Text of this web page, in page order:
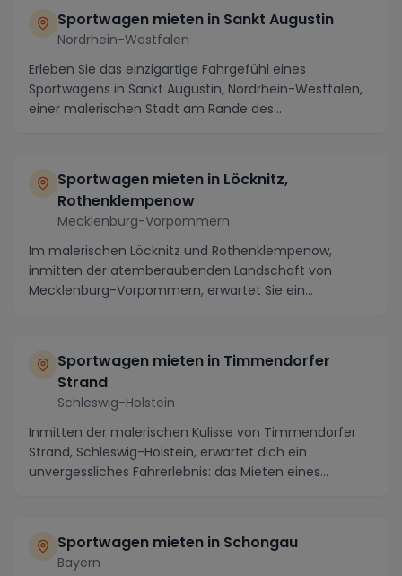
Sportwagen mieten in Sankt Augustin
Nordrhein-Westfalen
Erleben Sie das einzigartige Fahrgefühl eines
Sportwagens in Sankt Augustin, Nordrhein-Westfalen,
einer malerischen Stadt am Rande des
Sportwagen mieten in Löcknitz,
Rothenklempenow
Mecklenburg-Vorpommern
Im malerischen Löcknitz und Rothenklempenow,
inmitten der atemberaubenden Landschaft von
Mecklenburg-Vorpommern, erwartet Sie ein
Sportwagen mieten in Timmendorfer
Strand
Schleswig-Holstein
Inmitten der malerischen Kulisse von Timmendorfer
Strand, Schleswig-Holstein, erwartet dich ein
unvergessliches Fahrerlebnis: das Mieten eines
Sportwagen mieten in Schongau
Bayern